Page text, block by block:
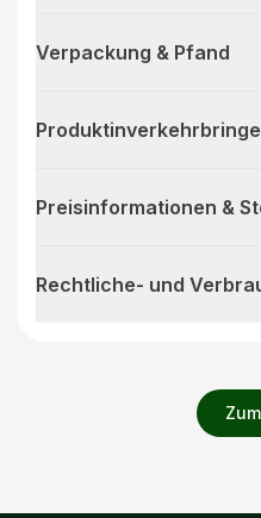
Verpackung & Pfand
Preisinformationen &
Rechtliche- und